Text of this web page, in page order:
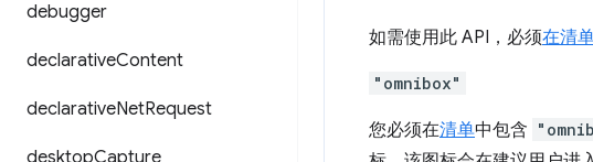
debugger
declarativeContent
declarativeNetRequest
desktopCapture
如需使用此 API，必须在清
"omnibox"
您必须在清单中包含